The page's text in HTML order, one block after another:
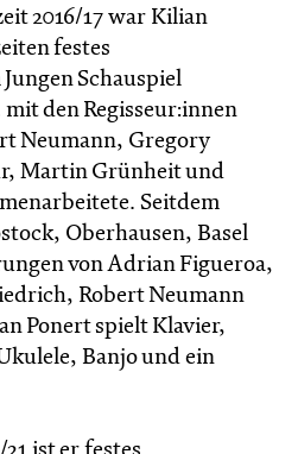
2016/17 war Kilian
festes
Schauspiel
den Regisseur:innen
Neumann, Gregory
Martin Grünheit und
Seitdem
Oberhausen, Basel
von Adrian Figueroa,
Robert Neumann
Ponert spielt Klavier,
Banjo und ein